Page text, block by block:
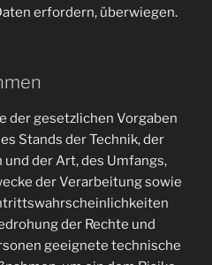
erfordern, überwiegen.
der gesetzlichen Vorgaben
Stands der Technik, der
der Art, des Umfangs,
der Verarbeitung sowie
der Rechte und
geeignete technische